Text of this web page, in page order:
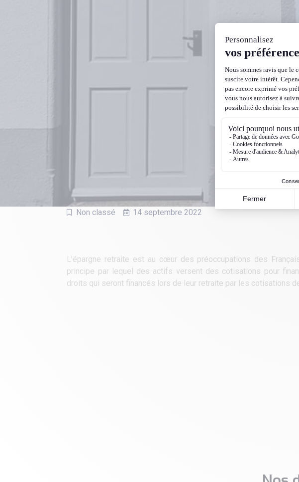
Non classé 14 septembre 2022
L’épargne retraite est au cœur des préoccupations des
principe par lequel des actifs versent des cotisations pour
droits qui seront financés lors de leur retraite par les cotisations